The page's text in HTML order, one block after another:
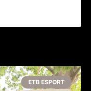
ETB ESPORT